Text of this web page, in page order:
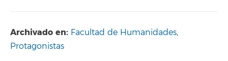
Archivado en: Facultad de Humanidades,
Protagonistas